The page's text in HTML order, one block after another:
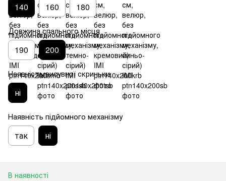
140 160 180
Довжина спального місця
190 200
Наявність висувної скриньки
ні
Наявність підйомного механізму
так ні
В наявності